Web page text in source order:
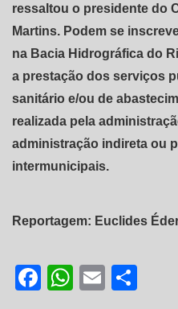
ressaltou o presidente do
Martins. Podem se
na Bacia Hidrográfica do
a prestação dos serviços
sanitário e/ou de
realizada pela
administração indireta ou
intermunicipais.
Reportagem: Euclides
Facebook
WhatsApp
Email